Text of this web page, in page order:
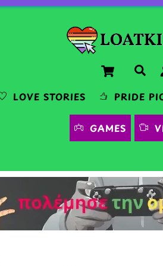
Cart
LOVE STORIES PRIDE
GAMES